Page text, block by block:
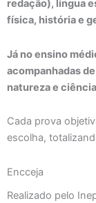
redação), língua
física, história e
Já no ensino
acompanhadas
natureza e
Cada prova
escolha,
Encceja
Realizado pelo